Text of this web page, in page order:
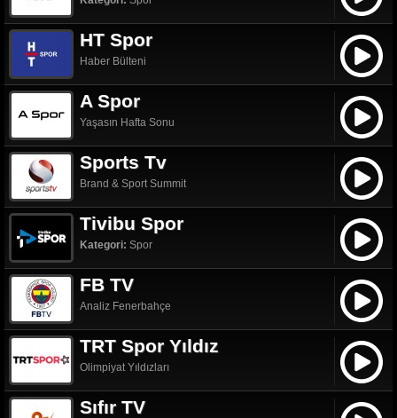
HT Spor
Haber Bülteni
A Spor
Yaşasın Hafta Sonu
Sports Tv
Brand & Sport Summit
Tivibu Spor
Kategori: Spor
FB TV
Analiz Fenerbahçe
TRT Spor Yıldız
Olimpiyat Yıldızları
Sıfır TV